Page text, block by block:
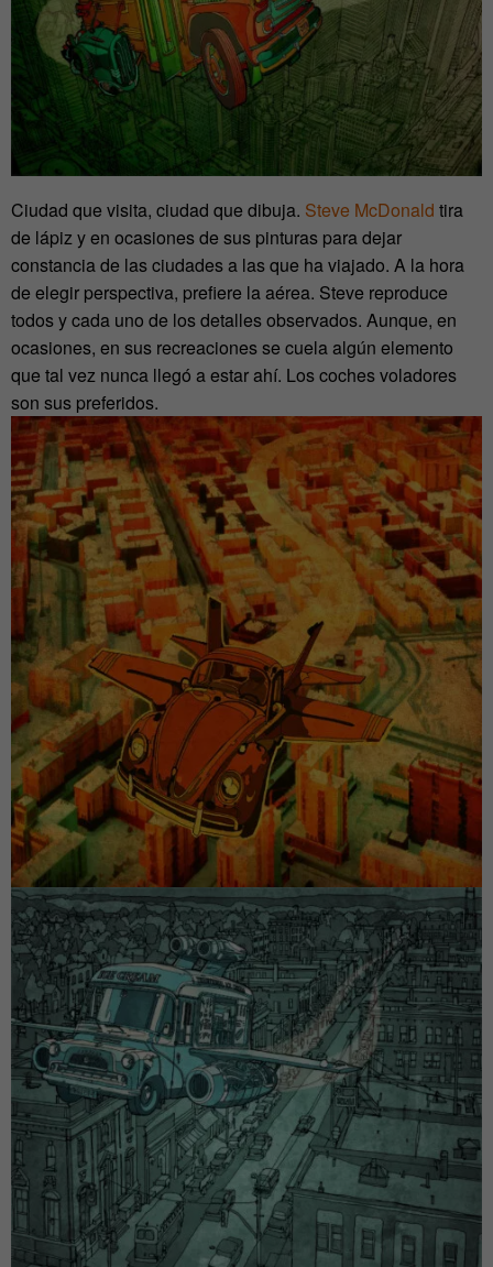
Ciudad que visita, ciudad que dibuja. Steve McDonald tira
de lápiz y en ocasiones de sus pinturas para dejar
constancia de las ciudades a las que ha viajado. A la hora
de elegir perspectiva, prefiere la aérea. Steve reproduce
todos y cada uno de los detalles observados. Aunque, en
ocasiones, en sus recreaciones se cuela algún elemento
que tal vez nunca llegó a estar ahí. Los coches voladores
son sus preferidos.